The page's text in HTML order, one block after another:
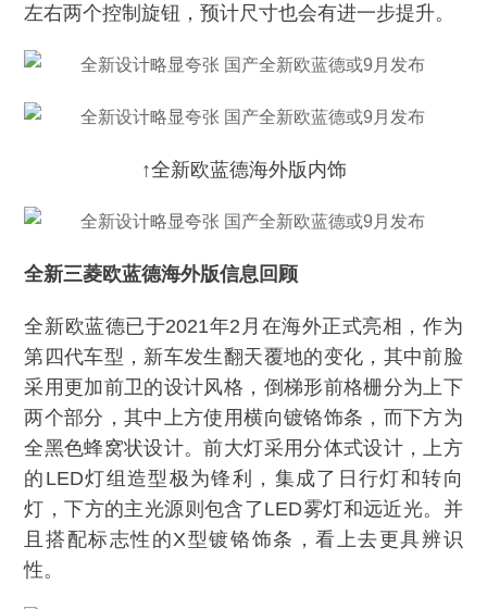
左右两个控制旋钮，预计尺寸也会有进一步提升。
↑全新欧蓝德海外版内饰
全新三菱欧蓝德海外版信息回顾
全新欧蓝德已于2021年2月在海外正式亮相，作为
第四代车型，新车发生翻天覆地的变化，其中前脸
采用更加前卫的设计风格，倒梯形前格栅分为上下
两个部分，其中上方使用横向镀铬饰条，而下方为
全黑色蜂窝状设计。前大灯采用分体式设计，上方
的LED灯组造型极为锋利，集成了日行灯和转向
灯，下方的主光源则包含了LED雾灯和远近光。并
且搭配标志性的X型镀铬饰条，看上去更具辨识
性。